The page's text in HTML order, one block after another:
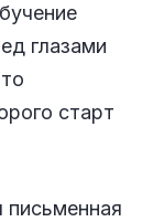
глазами
старт
письменная